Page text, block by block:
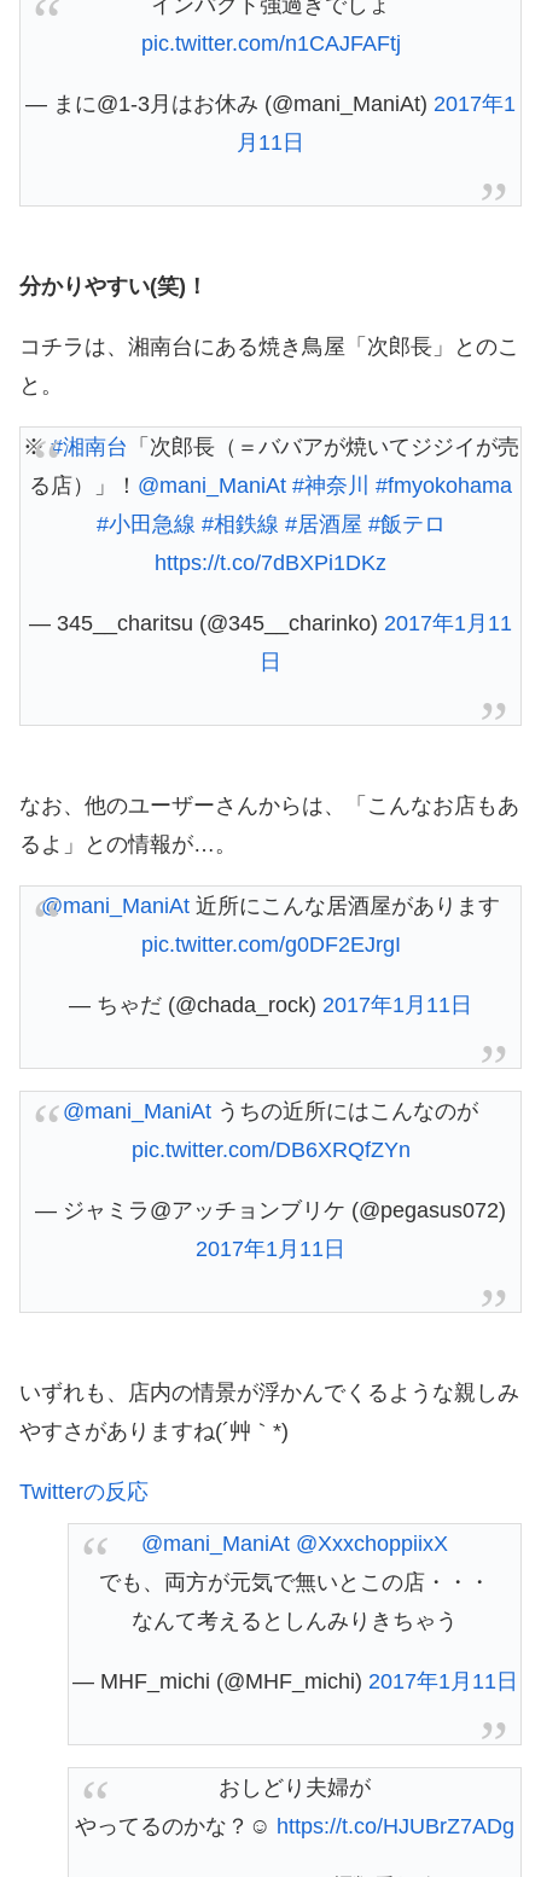
pic.twitter.com/n1CAJFAFtj
— まに@1-3月はお休み (@mani_ManiAt) 2017年1
月11日
分かりやすい(笑)！
コチラは、湘南台にある焼き鳥屋「次郎長」とのこ
と。
※#湘南台 「次郎長（＝ババアが焼いてジジイが売
る店）」！ @mani_ManiAt #神奈川 #fmyokohama
#小田急線 #相鉄線 #居酒屋 #飯テロ
https://t.co/7dBXPi1DKz
— 345__charitsu (@345__charinko) 2017年1月11
日
なお、他のユーザーさんからは、「こんなお店もあ
るよ」との情報が…。
@mani_ManiAt 近所にこんな居酒屋があります
pic.twitter.com/g0DF2EJrgI
— ちゃだ (@chada_rock) 2017年1月11日
@mani_ManiAt うちの近所にはこんなのが
pic.twitter.com/DB6XRQfZYn
— ジャミラ@アッチョンブリケ (@pegasus072)
2017年1月11日
いずれも、店内の情景が浮かんでくるような親しみ
やすさがありますね(´艸｀*)
Twitterの反応
@mani_ManiAt @XxxchoppiixX
でも、両方が元気で無いとこの店・・・
なんて考えるとしんみりきちゃう
— MHF_michi (@MHF_michi) 2017年1月11日
おしどり夫婦が
やってるのかな？☺ https://t.co/HJUBrZ7ADg